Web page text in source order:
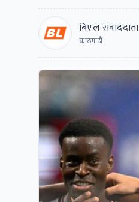
बिएल संवाददाता
काठमाडौं